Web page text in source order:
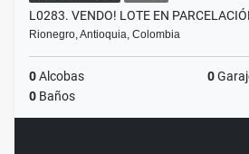
L0283. VENDO! LOTE EN
Rionegro, Antioquia, Colombia
0Alcobas 0
0 Baños